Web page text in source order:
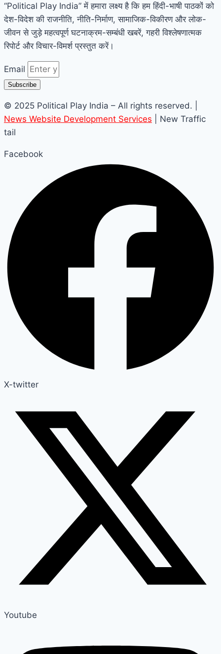
“Political Play India” में हमारा लक्ष्य है कि हम हिंदी-भाषी पाठकों को
देश-विदेश की राजनीति, नीति-निर्माण, सामाजिक-विकीरण और लोक-
जीवन से जुड़े महत्वपूर्ण घटनाक्रम-सम्बंधी खबरें, गहरी विश्लेषणात्मक
रिपोर्ट और विचार-विमर्श प्रस्तुत करें।
Email
Subscribe
© 2025 Political Play India – All rights reserved. |
News Website Development Services | New Traffic
tail
Facebook
X-twitter
Youtube